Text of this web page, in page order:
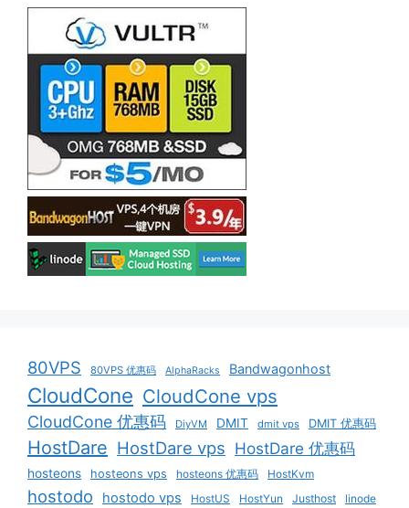
80VPS 80VPS 优惠码 AlphaRacks Bandwagonhost
CloudCone CloudCone vps
CloudCone 优惠码 DiyVM DMIT dmit vps DMIT 优惠码
HostDare HostDare vps HostDare 优惠码
hosteons hosteons vps hosteons 优惠码 HostKvm
hostodo hostodo vps HostUS HostYun Justhost linode